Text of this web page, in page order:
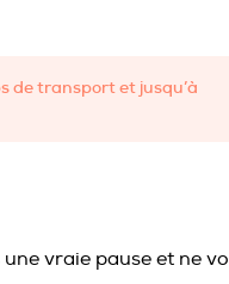
de transport et jusqu’à
vraie pause et ne